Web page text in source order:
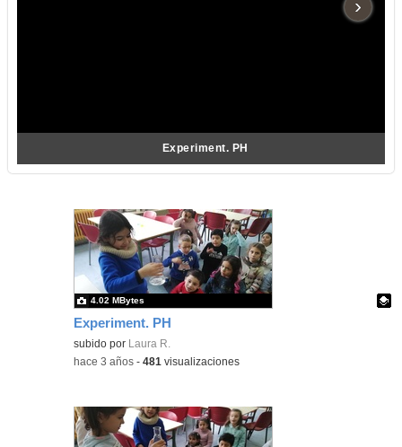
Experiment. PH
›
Experiment. PH
Contenido educativo.
subido por Laura R.
4.02 MBytes
-hace 3 años -481 visualizaciones